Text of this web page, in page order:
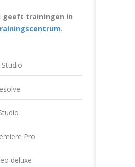
geeft trainingen in
.
Pro
deluxe